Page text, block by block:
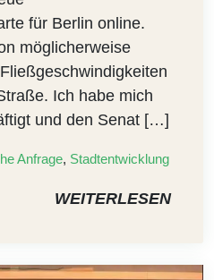
für Berlin online.
möglicherweise
Ich habe mich
und den Senat […]
Anfrage, Stadtentwicklung
WEITERLESEN